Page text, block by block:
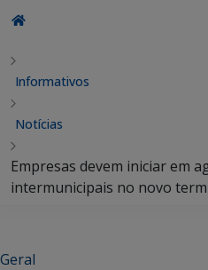
Informativos
Notícias
Empresas devem iniciar em
intermunicipais no novo
Geral